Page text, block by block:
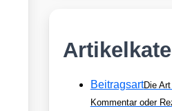
BeitragsartDie
Kommentar oder